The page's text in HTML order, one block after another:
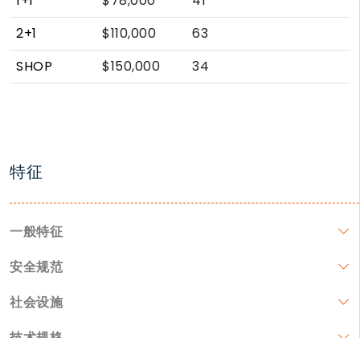
2+1
$110,000
63
SHOP
$150,000 34
特征
一般特征
安全规范
社会设施